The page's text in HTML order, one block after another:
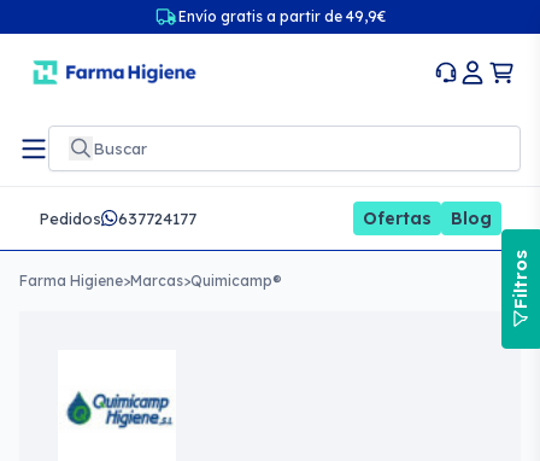
Envío gratis a partir de 49,9€
Pedidos 637724177 Ofertas Blog
Farma Higiene>Marcas>Quimicamp® Filtros